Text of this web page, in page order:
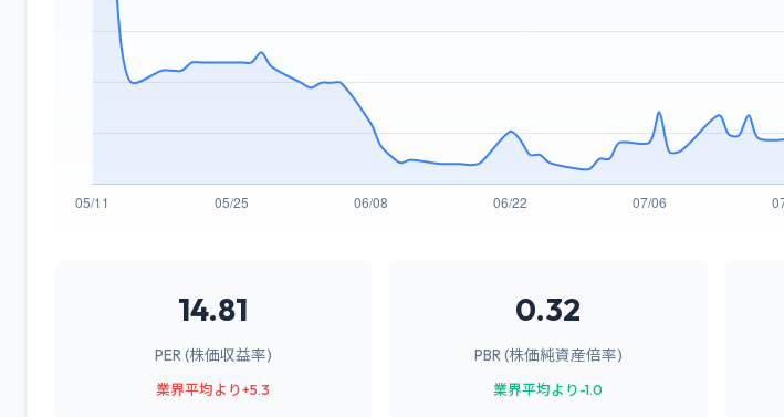
14.81
PER (株価収益率)
業界平均より+5.3
0.32
PBR (株価純資産倍率)
業界平均より-1.0